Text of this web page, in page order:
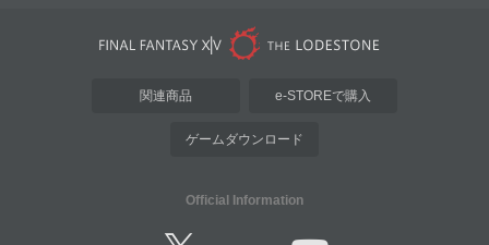
関連商品 e-STOREで購入
ゲームダウンロード
Official Information